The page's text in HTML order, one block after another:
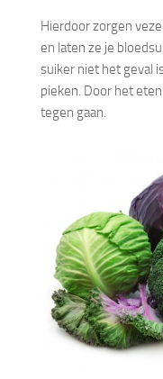
Hierdoor zorgen
en laten ze je
suiker niet het geval
pieken. Door het
tegen gaan.